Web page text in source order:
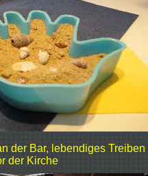
der Bar, lebendiges Treiben
der Kirche